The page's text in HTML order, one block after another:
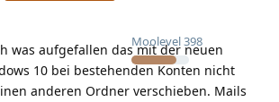
Moolevel398
was aufgefallen das mit der neuen
10 bei bestehenden Konten nicht
anderen Ordner verschieben. Mails